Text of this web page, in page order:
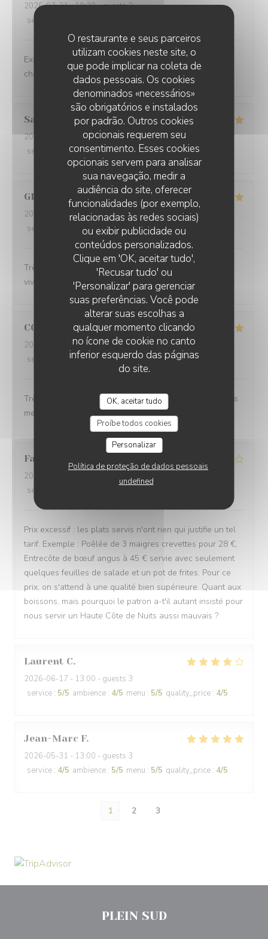
O restaurante e seus parceiros
utilizam cookies neste site, o
que pode implicar na coleta de
dados pessoais. Os cookies
denominados «necessários»
são obrigatórios e instalados
por padrão. Outros cookies
opcionais requerem seu
consentimento. Esses cookies
opcionais servem para analisar
sua navegação, medir a
audiência do site, oferecer
funcionalidades (por exemplo,
relacionadas às redes sociais)
ou exibir publicidade ou
conteúdos personalizados.
Clique em 'OK, aceitar tudo',
'Recusar tudo' ou
'Personalizar' para gerenciar
suas preferências. Você pode
alterar suas escolhas a
qualquer momento clicando
no ícone de cookie no canto
inferior esquerdo das páginas
do site.
OK, aceitar tudo
Proíbe todos cookies
Personalizar
Política de proteção de dados pessoais
undefined
2026-07-21- 19:30 - guests 2
service
Excellent repas, de l'entrée au dessert, avec un service
chaleureux
Sara
2026-07-20
- 12:15 - guests 3
service
ambience: 5/5 menu: 5/5 quality_price
GILLES
2026-07-17
- 19:45 - guests 2
service
ambience:5/5 menu:5/5 quality_price
Très bon accueil Excellente cuisine A recommander
vivement 😀
CORINNE L
2026-07-08
- 12:30 - guests 2
service
ambience: 5/5 menu :5/5 quality_price
Très beau cadre avec une équipe aux petits soins et des
mets délicieux !
Fabien
2026-06-24
- 20:00 - guests 3
service
Prix excessif : les plats servis n'ont rien qui justifie un tel
tarif. Exemple : Poêlée de 3 maigres crevettes pour 28 €,
Entrecôte de bœuf angus à 45 € servie avec seulement
quelques feuilles de salade et un pot de frites. Pour ce
prix, on s'attend à une qualité bien supérieure. Quant aux
boissons, mais pourquoi le patron a-t'il autant insisté pour
nous servir un Haute Côte de Nuits aussi mauvais ?
Laurent C
2026-06-17 - 13:00 - guests 3
service : 5/5 ambience : 4/5 menu : 5/5 quality_price : 4/5
Jean-Marc F
2026-05-31 - 13:00 - guests 3
service : 4/5 ambience : 5/5 menu : 5/5 quality_price : 4/5
1 2 3
PLEIN SUD
PLEIN SUD